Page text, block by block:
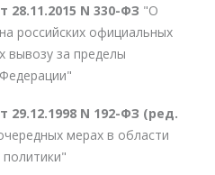
N 330-ФЗ "О
российских официальных
вывозу за пределы
N 192-ФЗ (ред.
мерах в области